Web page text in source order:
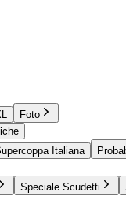
Foto
Italiana
Speciale Scudetti